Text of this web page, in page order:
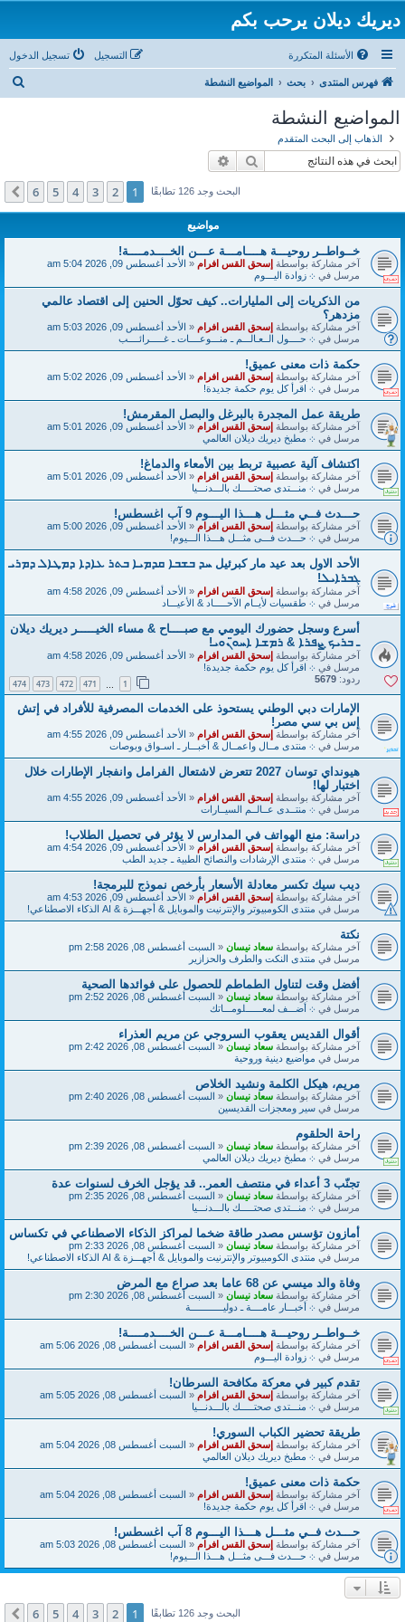
ديريك ديلان يرحب بكم
الأسئلة المتكررة تسجيل الدخول التسجيل
فهرس المنتدى بحث المواضيع النشطة
ب
المواضيع النشطة
الذهاب إلى البحث المتقدم
بحث
البحث وجد 126 تطابقًا 1
2
3
4
5
6 التالي
مواضيع
خــواطــر روحيـــة هــــامـــة عـــن الخــــدمــــة!
آخر مشاركة بواسطةإسحق القس افرام«الأحد أغسطس 09, 2026 5:04 am
مرسل في܀ زوادة اليـــوم
من الذكريات إلى المليارات.. كيف تحوّل الحنين إلى اقتصاد عالمي
مزدهر؟
آخر مشاركة بواسطةإسحق القس افرام«الأحد أغسطس 09, 2026 5:03 am
مرسل في܀ حــــول الــعـالـــم ـ منـــوعــــات ـ غـــــرائــــب
حكمة ذات معنى عميق!
آخر مشاركة بواسطةإسحق القس افرام«الأحد أغسطس 09, 2026 5:02 am
مرسل في܀ اقرأ كل يوم حكمة جديدة!
طريقة عمل المجدرة بالبرغل والبصل المقرمش!
آخر مشاركة بواسطةإسحق القس افرام«الأحد أغسطس 09, 2026 5:01 am
مرسل في܀ مطبخ ديريك ديلان العالمي
اكتشاف آلية عصبية تربط بين الأمعاء والدماغ!
آخر مشاركة بواسطةإسحق القس افرام«الأحد أغسطس 09, 2026 5:01 am
مرسل في܀ منـــتدى صحتـــــك بالـــدنـــيا
حـــدث فــي مثـــل هـــذا اليـــوم 9 آب اغسطس!
آخر مشاركة بواسطةإسحق القس افرام«الأحد أغسطس 09, 2026 5:00 am
مرسل في܀ حـــدث فـــى مثـــل هـــذا الـــيوم!
الأحد الاول بعد عيد مار كبرئيل ܚܕ ܒܫܒܐ ܩܕܡܝܐ ܒܬܪ ܥܐܕܐ ܕܡܛܐܠ ܕܡܪܝ
ܓܒܪܐܝܠ!
آخر مشاركة بواسطةإسحق القس افرام«الأحد أغسطس 09, 2026 4:58 am
مرسل في܀ طقسيات لأيــام الآحـــــاد & الأعيـــاد
أسرع وسجل حضورك اليومي مع صبــــاح & مساء الخيـــــر ديريك ديلان
ـ ܒܪܝܟ̣ ܨܦܪܐ & ܪܡܫܐ ܐܚܘ̈ܢܘܝ!
آخر مشاركة بواسطةإسحق القس افرام«الأحد أغسطس 09, 2026 4:58 am
مرسل في܀ اقرأ كل يوم حكمة جديدة!
ردود: 5679
471
472
473
474
الإمارات دبي الوطني يستحوذ على الخدمات المصرفية للأفراد في إتش
إس بي سي مصر!
آخر مشاركة بواسطةإسحق القس افرام«الأحد أغسطس 09, 2026 4:55 am
مرسل في܀ منتدى مــال واعمــال & أخبـــار ـ اسـواق وبوصات
هيونداي توسان 2027 تتعرض لاشتعال الفرامل وانفجار الإطارات خلال
اختبار لها!
آخر مشاركة بواسطةإسحق القس افرام«الأحد أغسطس 09, 2026 4:55 am
مرسل في܀ منتــدى عــالــم السيــارات
دراسة: منع الهواتف في المدارس لا يؤثر في تحصيل الطلاب!
آخر مشاركة بواسطةإسحق القس افرام«الأحد أغسطس 09, 2026 4:54 am
مرسل في܀ منتدى الإرشادات والنصائح الطبية ـ جديد الطب
ديب سيك تكسر معادلة الأسعار بأرخص نموذج للبرمجة!
آخر مشاركة بواسطةإسحق القس افرام«الأحد أغسطس 09, 2026 4:53 am
مرسل فيمنتدى الكومبيوتر والإنترنيت والموبايل & أجهـــزة & AI الذكاء الاصطناعي!
نكتة
آخر مشاركة بواسطةسعاد نيسان«السبت أغسطس 08, 2026 2:58 pm
مرسل فيمنتدى النكت والطرف والحزازير
أفضل وقت لتناول الطماطم للحصول على فوائدها الصحية
آخر مشاركة بواسطةسعاد نيسان«السبت أغسطس 08, 2026 2:52 pm
مرسل في܀ أضـــف لمعــــــلومـــاتك
أقوال القديس يعقوب السروجي عن مريم العذراء
آخر مشاركة بواسطةسعاد نيسان«السبت أغسطس 08, 2026 2:42 pm
مرسل فيمواضيع دينية وروحية
مريم، هيكل الكلمة ونشيد الخلاص
آخر مشاركة بواسطةسعاد نيسان«السبت أغسطس 08, 2026 2:40 pm
مرسل فيسير ومعجزات القديسين
راحة الحلقوم
آخر مشاركة بواسطةسعاد نيسان«السبت أغسطس 08, 2026 2:39 pm
مرسل في܀ مطبخ ديريك ديلان العالمي
تجنّب 3 أعداء في منتصف العمر.. قد يؤجل الخرف لسنوات عدة
آخر مشاركة بواسطةسعاد نيسان«السبت أغسطس 08, 2026 2:35 pm
مرسل في܀ منـــتدى صحتـــــك بالـــدنـــيا
أمازون تؤسس مصدر طاقة ضخما لمراكز الذكاء الاصطناعي في تكساس
آخر مشاركة بواسطةسعاد نيسان«السبت أغسطس 08, 2026 2:33 pm
مرسل فيمنتدى الكومبيوتر والإنترنيت والموبايل & أجهـــزة & AI الذكاء الاصطناعي!
وفاة والد ميسي عن 68 عاما بعد صراع مع المرض
آخر مشاركة بواسطةسعاد نيسان«السبت أغسطس 08, 2026 2:30 pm
مرسل في܀ أخبـــار عامــــة ـ دوليــــــــــــة
خــواطــر روحيـــة هــــامـــة عـــن الخــــدمــــة!
آخر مشاركة بواسطةإسحق القس افرام«السبت أغسطس 08, 2026 5:06 am
مرسل في܀ زوادة اليـــوم
تقدم كبير في معركة مكافحة السرطان!
آخر مشاركة بواسطةإسحق القس افرام«السبت أغسطس 08, 2026 5:05 am
مرسل في܀ منـــتدى صحتـــــك بالـــدنـــيا
طريقة تحضير الكباب السوري!
آخر مشاركة بواسطةإسحق القس افرام«السبت أغسطس 08, 2026 5:04 am
مرسل في܀ مطبخ ديريك ديلان العالمي
حكمة ذات معنى عميق!
آخر مشاركة بواسطةإسحق القس افرام«السبت أغسطس 08, 2026 5:04 am
مرسل في܀ اقرأ كل يوم حكمة جديدة!
حـــدث فــي مثـــل هـــذا اليـــوم 8 آب اغسطس!
آخر مشاركة بواسطةإسحق القس افرام«السبت أغسطس 08, 2026 5:03 am
مرسل في܀ حـــدث فـــى مثـــل هـــذا الـــيوم!
البحث وجد 126 تطابقًا 1
2
3
4
5
6 التالي